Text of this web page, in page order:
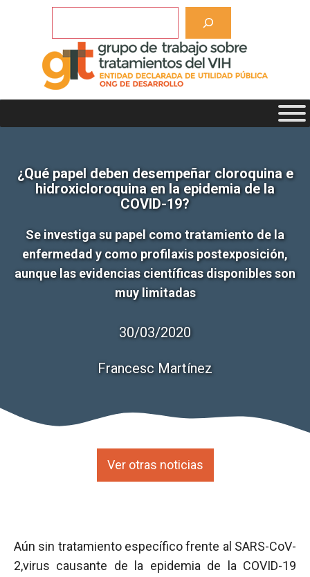
¿Qué papel deben desempeñar cloroquina e
hidroxicloroquina en la epidemia de la
COVID-19?
Se investiga su papel como tratamiento de la
enfermedad y como profilaxis postexposición,
aunque las evidencias científicas disponibles son
muy limitadas
30/03/2020
Francesc Martínez
Ver otras noticias
Aún sin tratamiento específico frente al SARS-CoV-
2,virus causante de la epidemia de la COVID-19